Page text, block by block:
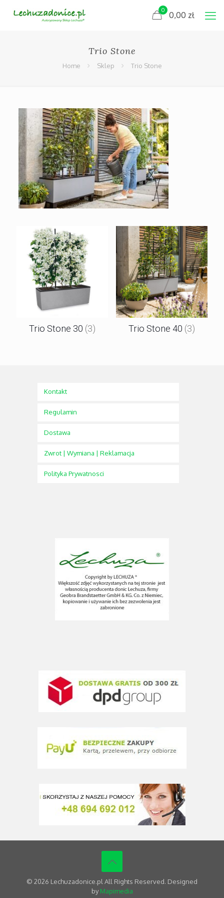
0 0,00 zł
Trio Stone
Home Sklep Trio Stone
Trio Stone 30 (3) Trio Stone 40 (3)
Kontakt
Regulamin
Dostawa
Zwrot | Wymiana | Reklamacja
Polityka Prywatnosci
© 2026 Lechuzadonice.pl All Rights Reserved. Designed
byMapimedia